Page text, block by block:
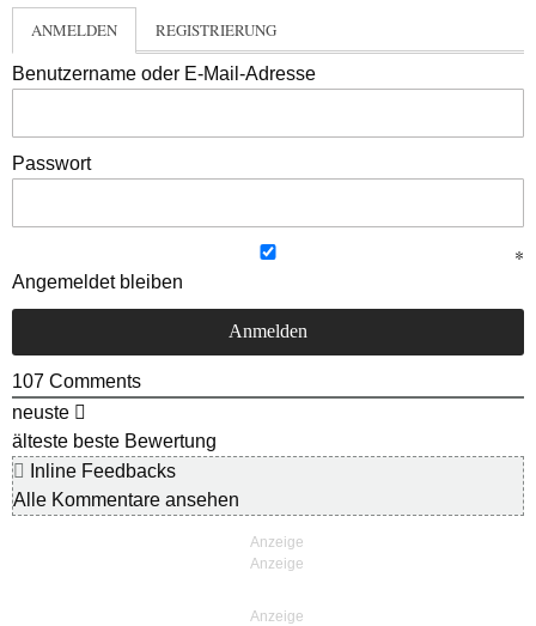
ANMELDEN REGISTRIERUNG
Benutzername oder E-Mail-Adresse
Passwort
Angemeldet bleiben
107 Comments
neuste
älteste beste Bewertung
Inline Feedbacks
Alle Kommentare ansehen
Anzeige